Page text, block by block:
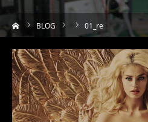
BLOG 01_re